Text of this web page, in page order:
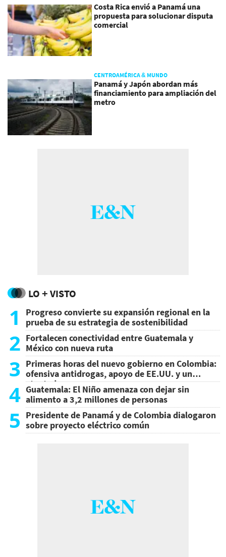
Costa Rica envió a Panamá una
propuesta para solucionar disputa
comercial
CENTROAMÉRICA & MUNDO
Panamá y Japón abordan más
financiamiento para ampliación del
metro
LO + VISTO
1
Progreso convierte su expansión regional en la
prueba de su estrategia de sostenibilidad
2 Fortalecen conectividad entre Guatemala y
México con nueva ruta
3 Primeras horas del nuevo gobierno en Colombia:
ofensiva antidrogas, apoyo de EE.UU. y un
atentado
4 Guatemala: El Niño amenaza con dejar sin
alimento a 3,2 millones de personas
5 Presidente de Panamá y de Colombia dialogaron
sobre proyecto eléctrico común